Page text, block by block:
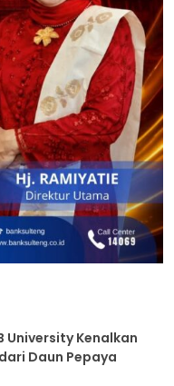
University Kenalkan
Daun Pepaya